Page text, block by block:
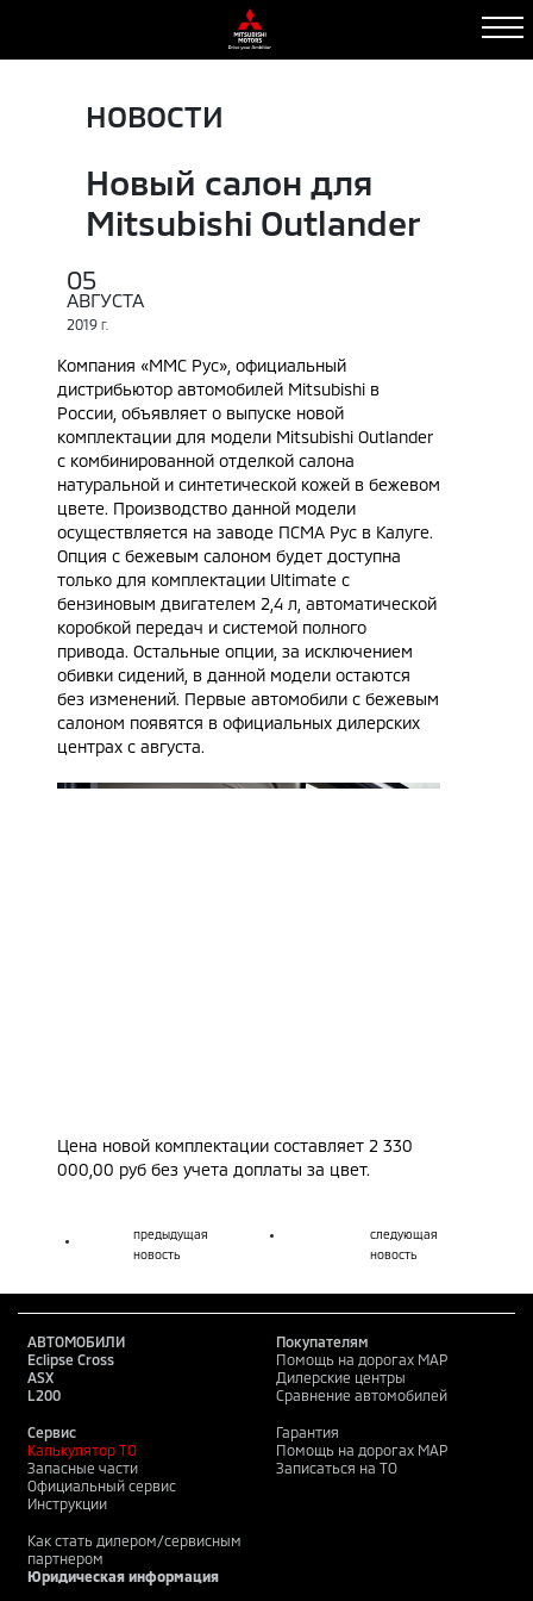
НОВОСТИ
Новый салон для
Mitsubishi Outlander
05
АВГУСТА
2019 Г.
Компания «ММС Руc», официальный
дистрибьютор автомобилей Mitsubishi в
России, объявляет о выпуске новой
комплектации для модели Mitsubishi Outlander
с комбинированной отделкой салона
натуральной и синтетической кожей в бежевом
цвете. Производство данной модели
осуществляется на заводе ПСМА Рус в Калуге.
Опция с бежевым салоном будет доступна
только для комплектации Ultimate c
бензиновым двигателем 2,4 л, автоматической
коробкой передач и системой полного
привода. Остальные опции, за исключением
обивки сидений, в данной модели остаются
без изменений. Первые автомобили с бежевым
салоном появятся в официальных дилерских
центрах с августа.
Цена новой комплектации составляет 2 330
000,00 руб без учета доплаты за цвет.
предыдущая
новость
следующая
новость
АВТОМОБИЛИ
Eclipse Cross
ASX
L200
Покупателям
Помощь на дорогах MAP
Дилерские центры
Сравнение автомобилей
Сервис
Калькулятор ТО
Запасные части
Официальный сервис
Инструкции
Гарантия
Помощь на дорогах MAP
Записаться на ТО
Как стать дилером/сервисным
партнером
Юридическая информация